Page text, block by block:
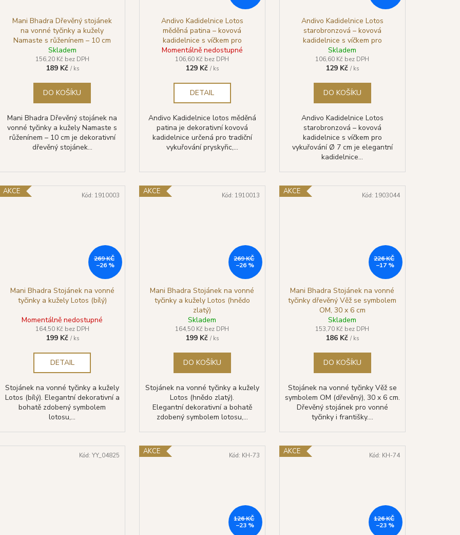
Mani Bhadra Dřevěný stojánek
na vonné tyčinky a kužely
Namaste s růženínem – 10 cm
Skladem
156,20 Kč bez DPH
189 Kč / ks
DO KOŠÍKU
Mani Bhadra Dřevěný stojánek na
vonné tyčinky a kužely Namaste s
růženínem – 10 cm je dekorativní
dřevěný stojánek...
Andivo Kadidelnice Lotos
měděná patina – kovová
kadidelnice s víčkem pro
vykuřování Ø 7 cm
Momentálně nedostupné
106,60 Kč bez DPH
129 Kč/ ks
DETAIL
Andivo Kadidelnice lotos měděná
patina je dekorativní kovová
kadidelnice určená pro tradiční
vykuřování pryskyřic,...
Andivo Kadidelnice Lotos
starobronzová – kovová
kadidelnice s víčkem pro
vykuřování Ø 7 cm
Skladem
106,60 Kč bez DPH
129 Kč/ ks
DO KOŠÍKU
Andivo Kadidelnice Lotos
starobronzová – kovová
kadidelnice s víčkem pro
vykuřování Ø 7 cm je elegantní
kadidelnice...
AKCE
269 KČ
–26 %
Mani Bhadra Stojánek na vonné
tyčinky a kužely Lotos (bílý)
Momentálně nedostupné
164,50 Kč bez DPH
199 Kč / ks
DETAIL
Stojánek na vonné tyčinky a kužely
Lotos (bílý). Elegantní dekorativní a
bohatě zdobený symbolem
lotosu,...
Kód: 1910003 AKCE
269 KČ
–26 %
Mani Bhadra Stojánek na vonné
tyčinky a kužely Lotos (hnědo
zlatý)
Skladem
164,50 Kč bez DPH
199 Kč/ ks
DO KOŠÍKU
Stojánek na vonné tyčinky a kužely
Lotos (hnědo zlatý).
Elegantní dekorativní a bohatě
zdobený symbolem lotosu,...
Kód: 1910013 AKCE
226 KČ
–17 %
Mani Bhadra Stojánek na vonné
tyčinky dřevěný Věž se symbolem
OM, 30 x 6 cm
Skladem
153,70 Kč bez DPH
186 Kč/ ks
DO KOŠÍKU
Stojánek na vonné tyčinky Věž se
symbolem OM (dřevěný), 30 x 6 cm.
Dřevěný stojánek pro vonné
tyčinky i františky....
Kód: 1903044
Kód:YY_04825 AKCE
126 KČ
–23 %
Kód: KH-73 AKCE
126 KČ
–23 %
Kód: KH-74